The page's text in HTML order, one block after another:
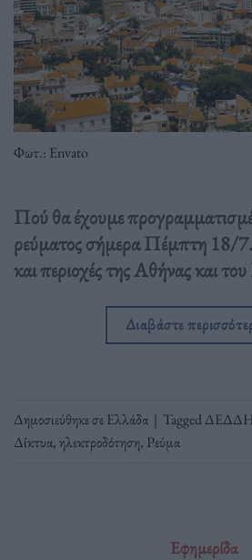
Φωτ.: Envato
Πού θα έχουμε
ρεύματος σήμερα Πέμπτη 18/
και περιοχές της Αθήνας και
Διαβάστε
Δημοσιεύθηκε σεΕλλάδα | Tagged
Δίκτυα,ηλεκτροδότηση, Ρεύμα
Εφημερίδα